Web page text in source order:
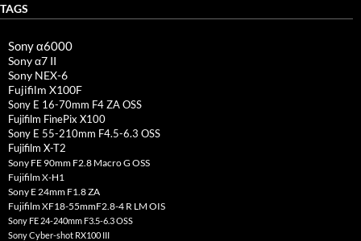
TAGS
Sony α6000
Sony α7 II
Sony NEX-6
Fujifilm X100F
Sony E 16-70mm F4 ZA OSS
Fujifilm FinePix X100
Sony E 55-210mm F4.5-6.3 OSS
Fujifilm X-T2
Sony FE 90mm F2.8 Macro G OSS
Fujifilm X-H1
Sony E 24mm F1.8 ZA
Fujifilm XF18-55mmF2.8-4 R LM OIS
Sony FE 24-240mm F3.5-6.3 OSS
Sony Cyber-shot RX100 III